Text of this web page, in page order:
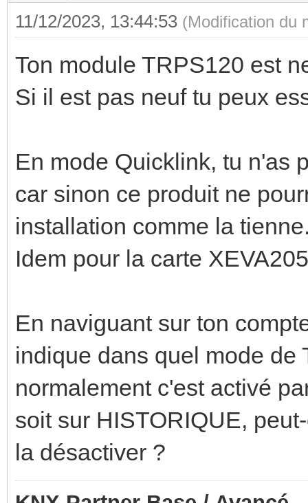
11/12/2023, 13:44:53 (Modification du
Ton module TRPS120 est
Si il est pas neuf tu peux
En mode Quicklink, tu n'as
car sinon ce produit ne
installation comme la
Idem pour la carte
En naviguant sur ton
indique dans quel mode de
normalement c'est activé
soit sur HISTORIQUE,
la désactiver ?